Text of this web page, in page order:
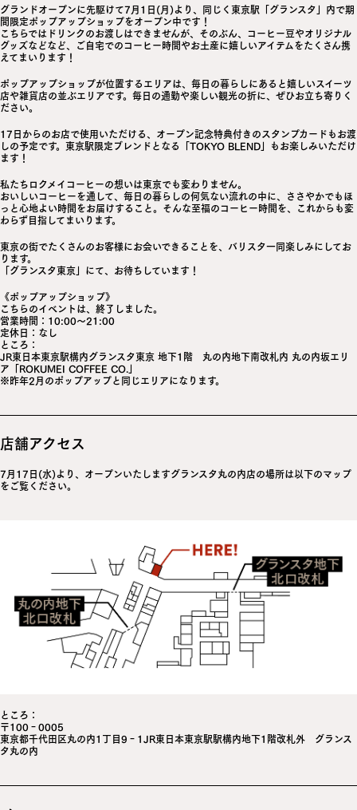
グランドオープンに先駆けて7月1日(月)より、同じく東京駅「グランスタ」内で期
間限定ポップアップショップをオープン中です！
こちらではドリンクのお渡しはできませんが、そのぶん、コーヒー豆やオリジナル
グッズなどなど、ご自宅でのコーヒー時間やお土産に嬉しいアイテムをたくさん携
えてまいります！
ポップアップショップが位置するエリアは、毎日の暮らしにあると嬉しいスイーツ
店や雑貨店の並ぶエリアです。毎日の通勤や楽しい観光の折に、ぜひお立ち寄りく
ださい。
17日からのお店で使用いただける、オープン記念特典付きのスタンプカードもお渡
しの予定です。東京駅限定ブレンドとなる「TOKYO BLEND」もお楽しみいただけ
ます！
私たちロクメイコーヒーの想いは東京でも変わりません。
おいしいコーヒーを通して、毎日の暮らしの何気ない流れの中に、ささやかでもほ
っと心地よい時間をお届けすること。そんな至福のコーヒー時間を、これからも変
わらず目指してまいります。
東京の街でたくさんのお客様にお会いできることを、バリスタ一同楽しみにしてお
ります。
「グランスタ東京」にて、お待ちしています！
《ポップアップショップ》
こちらのイベントは、終了しました。
営業時間：10:00～21:00
定休日：なし
ところ：
JR東日本東京駅構内グランスタ東京 地下1階 丸の内地下南改札内 丸の内坂エリ
ア「ROKUMEI COFFEE CO.」
※昨年2月のポップアップと同じエリアになります。
店舗アクセス
7月17日(水)より、オープンいたしますグランスタ丸の内店の場所は以下のマップ
をご覧ください。
ところ：
〒100‐0005
東京都千代田区丸の内1丁目9‐1JR東日本東京駅駅構内地下1階改札外 グランス
タ丸の内